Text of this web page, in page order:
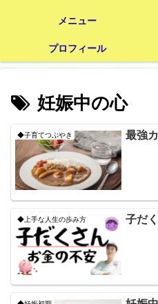
メニュー
プロフィール
妊娠中の心
◆子育てつぶやき 最強
◆上手な人生の歩み方 子だ